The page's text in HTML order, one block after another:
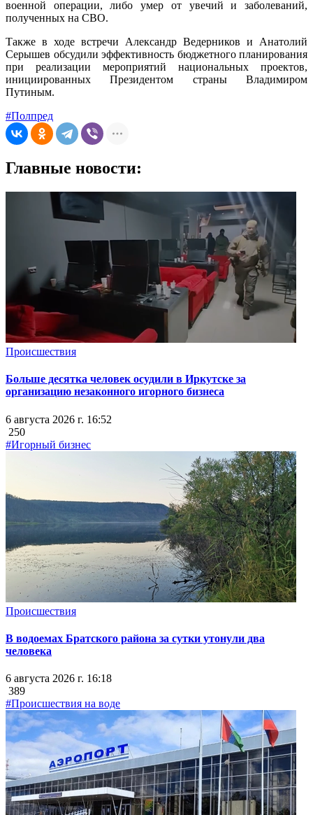
военной операции, либо умер от увечий и заболеваний,
полученных на СВО.
Также в ходе встречи Александр Ведерников и Анатолий
Серышев обсудили эффективность бюджетного планирования
при реализации мероприятий национальных проектов,
инициированных Президентом страны Владимиром
Путиным.
#Полпред
Главные новости:
Происшествия
Больше десятка человек осудили в Иркутске за
организацию незаконного игорного бизнеса
6 августа 2026 г. 16:52
250
#Игорный бизнес
Происшествия
В водоемах Братского района за сутки утонули два
человека
6 августа 2026 г. 16:18
389
#Происшествия на воде